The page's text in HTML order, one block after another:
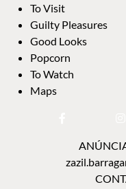
To Visit
Guilty Pleasures
Good Looks
Popcorn
To Watch
Maps